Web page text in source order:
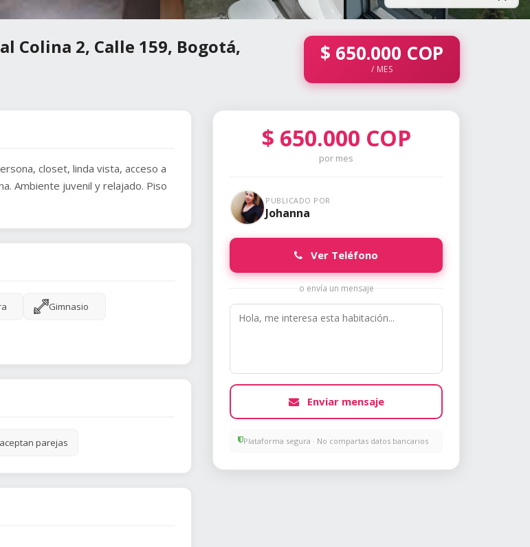
Colina 2, Calle 159, Bogotá,
$ 650.000 COP
/ MES
closet, linda vista, acceso a
Ambiente juvenil y relajado. Piso
Gimnasio
parejas
$ 650.000 COP
por mes
PUBLICADO POR
Johanna
Ver Teléfono
o envía un mensaje
Enviar mensaje
Plataforma segura · No compartas datos bancarios